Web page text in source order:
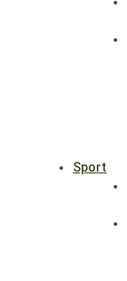
Sport